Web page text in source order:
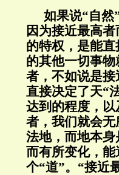
如果说“自然
因为接近最高
的特权，是能
的其他一切事
者，不如说是
直接决定了天“
达到的程度，
者，我们就会
法地，而地本
而有所变化，
个“道”。“接近